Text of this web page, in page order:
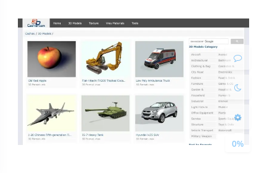
Sans Serif Serif
浅阴影 深阴影
暗化 灰度
0%